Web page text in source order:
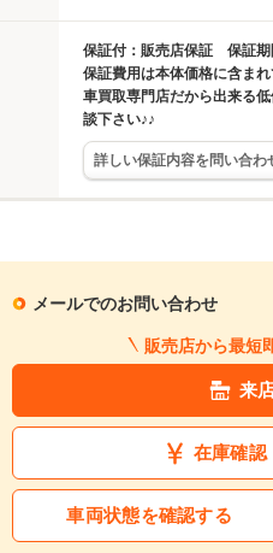
保証付：販売店保証 保証
保証費用は本体価格に含ま
車買取専門店だから出来る
談下さい♪♪
詳しい保証内容を問い合わ
メールでのお問い合わせ
販売店から最短
来
在庫確認
車両状態を確認する